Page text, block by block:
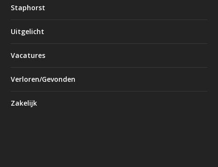
Staphorst
Uitgelicht
Vacatures
Verloren/Gevonden
Zakelijk